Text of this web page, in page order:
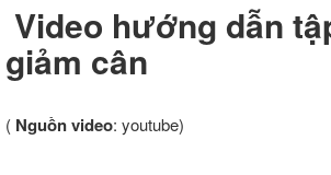
Video hướng dẫn
giảm cân
( Nguồn video: youtube)